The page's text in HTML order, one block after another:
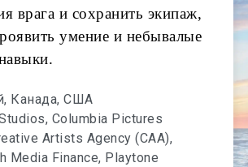
врага и сохранить экипаж,
умение и небывалые
Канада, США
Columbia Pictures
Artists Agency (CAA),
Media Finance, Playtone